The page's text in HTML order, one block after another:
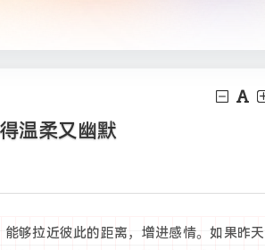
温柔又幽默
够拉近彼此的距离，增进感情。如果昨天